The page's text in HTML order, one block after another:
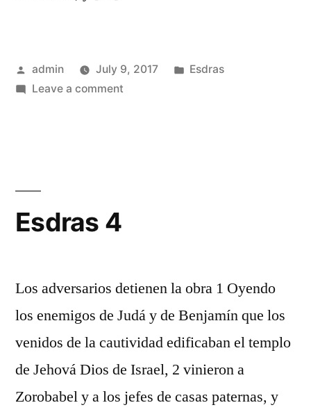
Posted
by
admin July 9, 2017
Posted
Esdras
Leave a commenton
Esdras 4
Los adversarios detienen la obra 1 Oyendo
los enemigos de Judá y de Benjamín que los
venidos de la cautividad edificaban el templo
de Jehová Dios de Israel, 2 vinieron a
Zorobabel y a los jefes de casas paternas, y